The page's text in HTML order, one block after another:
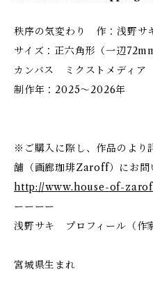
秩序の気変わり 作：浅野サ
サイズ：正六角形（一辺
カンバス ミクストメディア
制作年：2025〜2026年
※ご購入に際し、作品のより
舗（画廊珈琲Zaroff）にお問
http://www.house-of-
ーーーー
浅野サキ プロフィール（作
宮城県生まれ